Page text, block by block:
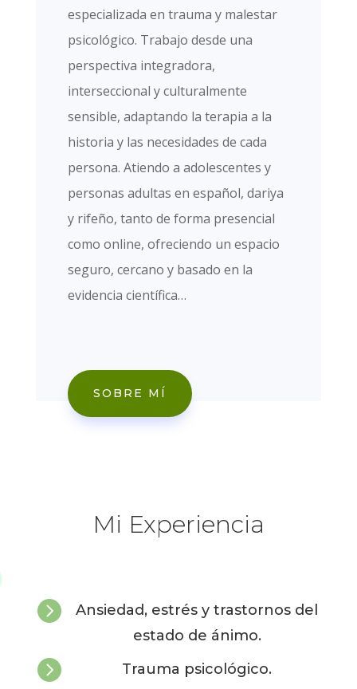
especializada en trauma y malestar
psicológico. Trabajo desde una
perspectiva integradora,
interseccional y culturalmente
sensible, adaptando la terapia a la
historia y las necesidades de cada
persona. Atiendo a adolescentes y
personas adultas en español, dariya
y rifeño, tanto de forma presencial
como online, ofreciendo un espacio
seguro, cercano y basado en la
evidencia científica…
SOBRE MÍ
Mi Experiencia

Ansiedad, estrés y trastornos del
estado de ánimo.
 Trauma psicológico.